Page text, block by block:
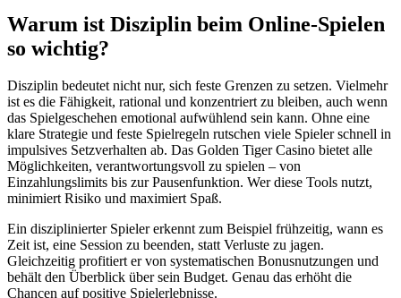
Warum ist Disziplin beim Online-Spielen
so wichtig?
Disziplin bedeutet nicht nur, sich feste Grenzen zu setzen. Vielmehr
ist es die Fähigkeit, rational und konzentriert zu bleiben, auch wenn
das Spielgeschehen emotional aufwühlend sein kann. Ohne eine
klare Strategie und feste Spielregeln rutschen viele Spieler schnell in
impulsives Setzverhalten ab. Das Golden Tiger Casino bietet alle
Möglichkeiten, verantwortungsvoll zu spielen – von
Einzahlungslimits bis zur Pausenfunktion. Wer diese Tools nutzt,
minimiert Risiko und maximiert Spaß.
Ein disziplinierter Spieler erkennt zum Beispiel frühzeitig, wann es
Zeit ist, eine Session zu beenden, statt Verluste zu jagen.
Gleichzeitig profitiert er von systematischen Bonusnutzungen und
behält den Überblick über sein Budget. Genau das erhöht die
Chancen auf positive Spielerlebnisse.